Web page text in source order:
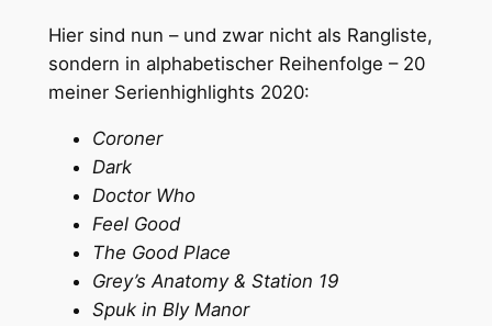
Hier sind nun – und zwar nicht als Rangliste,
sondern in alphabetischer Reihenfolge – 20
meiner Serienhighlights 2020:
Coroner
Dark
Doctor Who
Feel Good
The Good Place
Grey’s Anatomy & Station 19
Spuk in Bly Manor